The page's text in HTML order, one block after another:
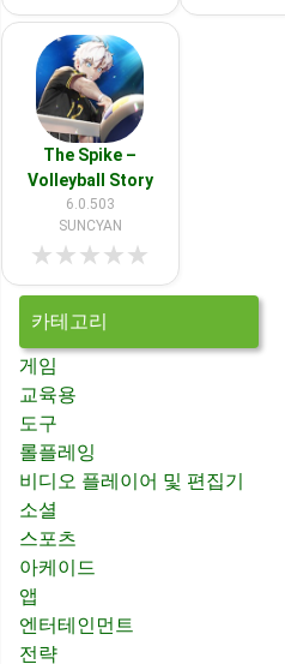
The Spike –
Volleyball Story
6.0.503
SUNCYAN
★★★★★
카테고리
게임
교육용
도구
롤플레잉
비디오 플레이어 및 편집기
소셜
스포츠
아케이드
앱
엔터테인먼트
전략